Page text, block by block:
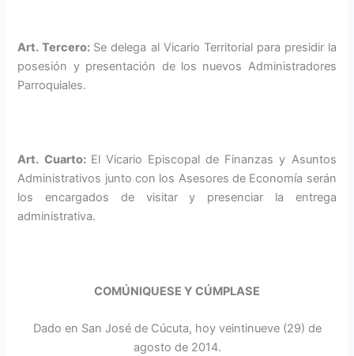
Art. Tercero: Se delega al Vicario Territorial para presidir la
posesión y presentación de los nuevos Administradores
Parroquiales.
Art. Cuarto: El Vicario Episcopal de Finanzas y Asuntos
Administrativos junto con los Asesores de Economía serán
los encargados de visitar y presenciar la entrega
administrativa.
COMÚNIQUESE Y CÚMPLASE
Dado en San José de Cúcuta, hoy veintinueve (29) de
agosto de 2014.